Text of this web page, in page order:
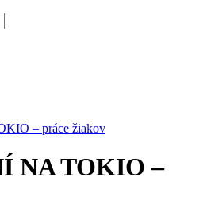
– práce žiakov
NA TOKIO –